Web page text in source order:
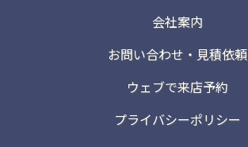
会社案内
お問い合わせ・見積依頼
ウェブで来店予約
プライバシーポリシー